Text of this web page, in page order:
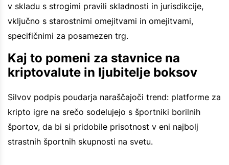
v skladu s strogimi pravili skladnosti in jurisdikcije,
vključno s starostnimi omejitvami in omejitvami,
specifičnimi za posamezen trg.
Kaj to pomeni za stavnice na
kriptovalute in ljubitelje boksov
Silvov podpis poudarja naraščajoči trend: platforme za
kripto igre na srečo sodelujejo s športniki borilnih
športov, da bi si pridobile prisotnost v eni najbolj
strastnih športnih skupnosti na svetu.